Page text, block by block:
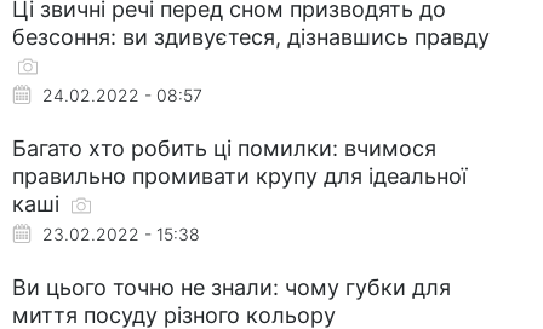
Ці звичні речі перед сном призводять до
безсоння: ви здивуєтеся, дізнавшись правду
24.02.2022 - 08:57
Багато хто робить ці помилки: вчимося
правильно промивати крупу для ідеальної
каші
23.02.2022 - 15:38
Ви цього точно не знали: чому губки для
миття посуду різного кольору